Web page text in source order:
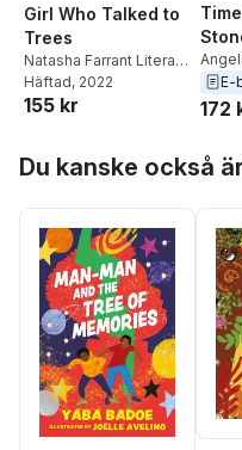
Girl Who Talked to
Trees
Natasha Farrant Literary
Ltd
Häftad, 2022
155 kr
E-
172
Du kanske också